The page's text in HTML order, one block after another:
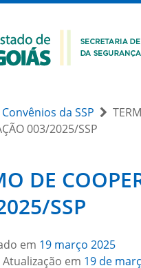
Convênios da SSP
003/2025/SSP
DE
SSP
em 19 março 2025
em 19 de